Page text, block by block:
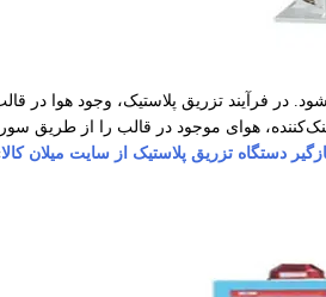
فرآیند تزریق پلاستیک، وجود هوا در
هوای موجود در قالب را از طریق
دستگاه تزریق پلاستیک از سایت میلان کالا